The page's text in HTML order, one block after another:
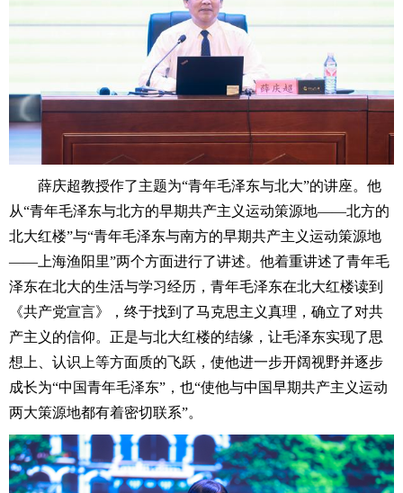
薛庆超教授作了主题为“青年毛泽东与北大”的讲座。他
从“青年毛泽东与北方的早期共产主义运动策源地——北方的
北大红楼”与“青年毛泽东与南方的早期共产主义运动策源地
——上海渔阳里”两个方面进行了讲述。他着重讲述了青年毛
泽东在北大的生活与学习经历，青年毛泽东在北大红楼读到
《共产党宣言》，终于找到了马克思主义真理，确立了对共
产主义的信仰。正是与北大红楼的结缘，让毛泽东实现了思
想上、认识上等方面质的飞跃，使他进一步开阔视野并逐步
成长为“中国青年毛泽东”，也“使他与中国早期共产主义运动
两大策源地都有着密切联系”。